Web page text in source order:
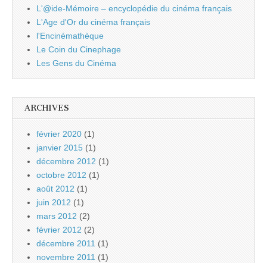
L'@ide-Mémoire – encyclopédie du cinéma français
L'Age d'Or du cinéma français
l'Encinémathèque
Le Coin du Cinephage
Les Gens du Cinéma
ARCHIVES
février 2020 (1)
janvier 2015 (1)
décembre 2012 (1)
octobre 2012 (1)
août 2012 (1)
juin 2012 (1)
mars 2012 (2)
février 2012 (2)
décembre 2011 (1)
novembre 2011 (1)